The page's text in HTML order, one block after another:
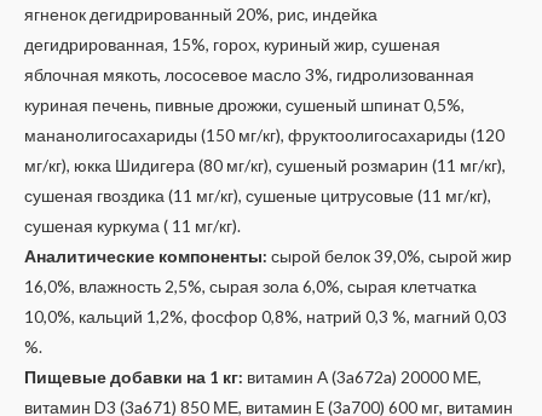
ягненок дегидрированный 20%, рис, индейка
дегидрированная, 15%, горох, куриный жир, сушеная
яблочная мякоть, лососевое масло 3%, гидролизованная
куриная печень, пивные дрожжи, сушеный шпинат 0,5%,
мананолигосахариды (150 мг/кг), фруктоолигосахариды (120
мг/кг), юкка Шидигера (80 мг/кг), сушеный розмарин (11 мг/кг),
сушеная гвоздика (11 мг/кг), сушеные цитрусовые (11 мг/кг),
сушеная куркума ( 11 мг/кг).
Аналитические компоненты: сырой белок 39,0%, сырой жир
16,0%, влажность 2,5%, сырая зола 6,0%, сырая клетчатка
10,0%, кальций 1,2%, фосфор 0,8%, натрий 0,3 %, магний 0,03
%.
Пищевые добавки на 1 кг: витамин А (3a672a) 20000 МЕ,
витамин D3 (3a671) 850 МЕ, витамин E (3a700) 600 мг, витамин